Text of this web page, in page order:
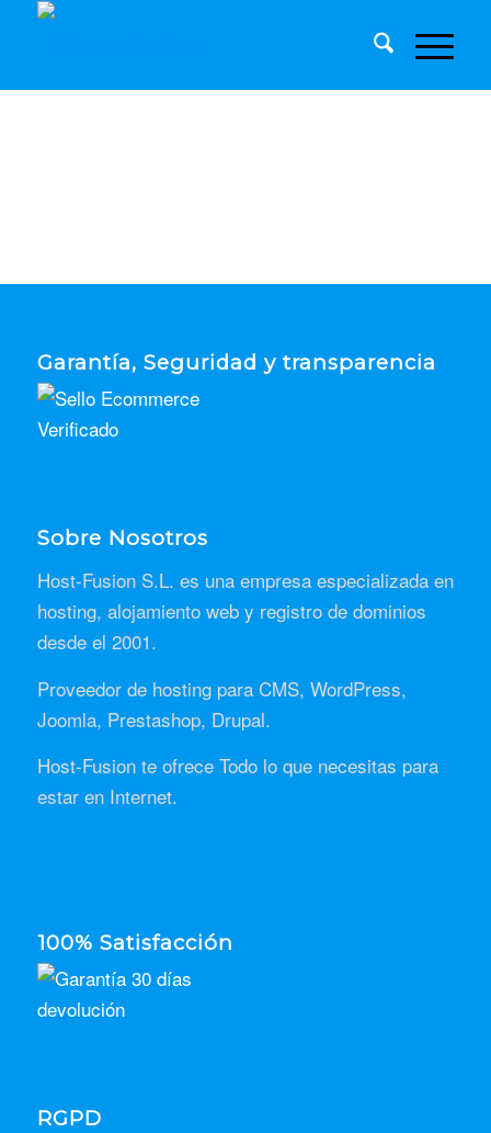
Garantía, Seguridad y transparencia
Sobre Nosotros
Host-Fusion S.L. es una empresa especializada en
hosting, alojamiento web y registro de dominios
desde el 2001.
Proveedor de hosting para CMS, WordPress,
Joomla, Prestashop, Drupal.
Host-Fusion te ofrece Todo lo que necesitas para
estar en Internet.
100% Satisfacción
RGPD